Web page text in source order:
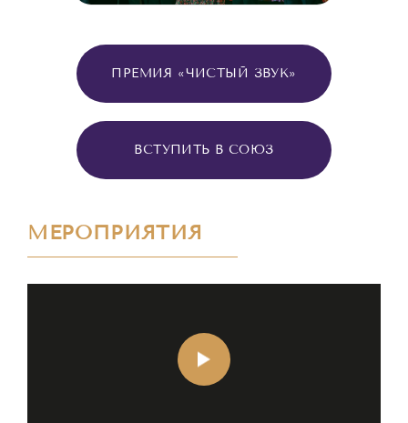
ПРЕМИЯ «ЧИСТЫЙ ЗВУК»
ВСТУПИТЬ В СОЮЗ
МЕРОПРИЯТИЯ